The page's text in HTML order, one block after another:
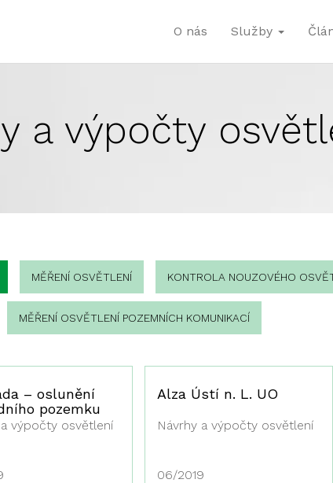
O nás Služby
a výpočty
MĚŘENÍ OSVĚTLENÍ KONTROLA NOUZOVÉHO
MĚŘENÍ OSVĚTLENÍ POZEMNÍCH KOMUNIKACÍ
– oslunění
pozemku
výpočty osvětlení
Alza Ústí n. L. UO
Návrhy a výpočty osvětlení
06/2019